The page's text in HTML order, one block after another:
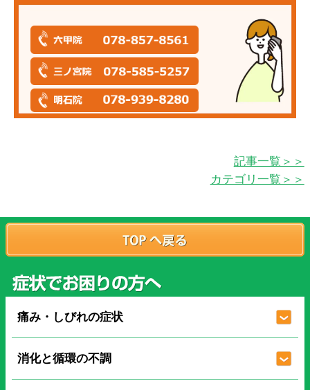
記事一覧＞＞
カテゴリ一覧＞＞
痛み・しびれの症状
消化と循環の不調